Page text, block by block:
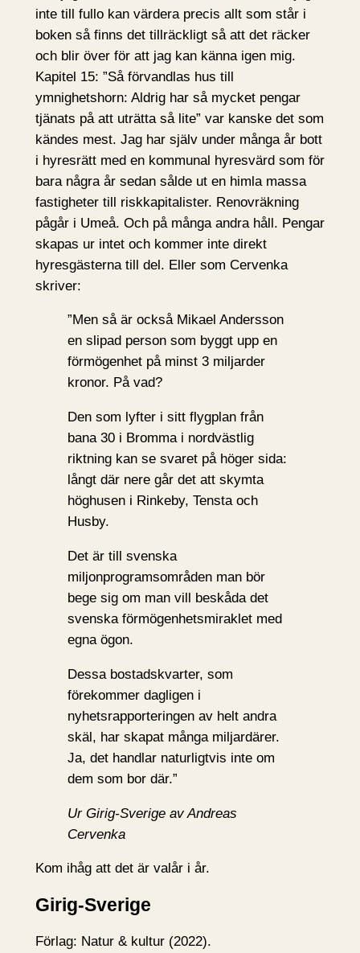
inte till fullo kan värdera precis allt som står i
boken så finns det tillräckligt så att det räcker
och blir över för att jag kan känna igen mig.
Kapitel 15: ”Så förvandlas hus till
ymnighetshorn: Aldrig har så mycket pengar
tjänats på att uträtta så lite” var kanske det som
kändes mest. Jag har själv under många år bott
i hyresrätt med en kommunal hyresvärd som för
bara några år sedan sålde ut en himla massa
fastigheter till riskkapitalister. Renovräkning
pågår i Umeå. Och på många andra håll. Pengar
skapas ur intet och kommer inte direkt
hyresgästerna till del. Eller som Cervenka
skriver:
”Men så är också Mikael Andersson
en slipad person som byggt upp en
förmögenhet på minst 3 miljarder
kronor. På vad?
Den som lyfter i sitt flygplan från
bana 30 i Bromma i nordvästlig
riktning kan se svaret på höger sida:
långt där nere går det att skymta
höghusen i Rinkeby, Tensta och
Husby.
Det är till svenska
miljonprogramsområden man bör
bege sig om man vill beskåda det
svenska förmögenhetsmiraklet med
egna ögon.
Dessa bostadskvarter, som
förekommer dagligen i
nyhetsrapporteringen av helt andra
skäl, har skapat många miljardärer.
Ja, det handlar naturligtvis inte om
dem som bor där.”
Ur Girig-Sverige av Andreas
Cervenka
Kom ihåg att det är valår i år.
Girig-Sverige
Förlag: Natur & kultur (2022).